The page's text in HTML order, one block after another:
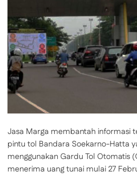
Jasa Marga membantah informasi
pintu tol Bandara Soekarno-Hatta
menggunakan Gardu Tol Otomatis
menerima uang tunai mulai 27